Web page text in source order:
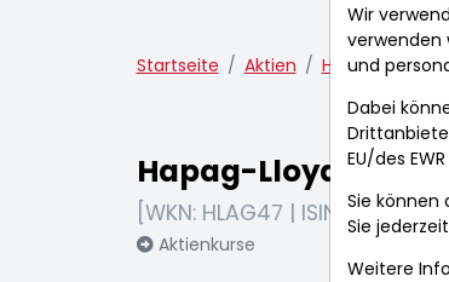
Startseite Aktien Hapag-Lloyd
Hapag-Lloyd AG
[WKN: HLAG47 | ISIN:
Aktienkurse
Wir
verwenden
und
Dabei
EU/des
Sie können
Sie
Weitere